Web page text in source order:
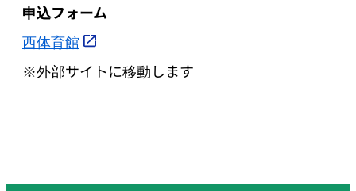
申込フォーム
西体育館
※外部サイトに移動します